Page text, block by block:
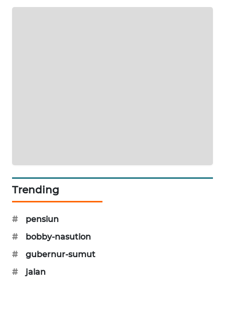
Trending
#
pensiun
#
bobby-nasution
#
gubernur-sumut
#
jalan
NEWS
NEWS
MARITIM